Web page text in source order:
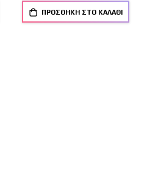
ΠΡΟΣΘΉΚΗ ΣΤΟ ΚΑΛΆΘΙ